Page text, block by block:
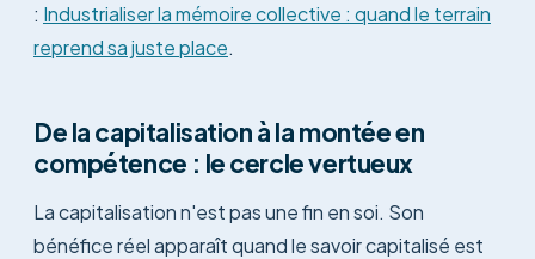
: Industrialiser la mémoire collective : quand le terrain
reprend sa juste place.
De la capitalisation à la montée en
compétence : le cercle vertueux
La capitalisation n'est pas une fin en soi. Son
bénéfice réel apparaît quand le savoir capitalisé est